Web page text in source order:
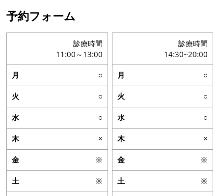
予約フォーム
診療時間
11:00～13:00
○
○
○
×
※
※
診療時間
14:30~20:00
○
○
○
×
※
※